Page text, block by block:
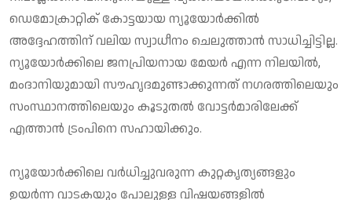
ഡെമോക്രാറ്റിക് കോട്ടയായ ന്യൂയോര്‍ക്കില്‍
അദ്ദേഹത്തിന് വലിയ സ്വാധീനം ചെലുത്താന്‍ സാധിച്ചിട്ടില്ല.
ന്യൂയോര്‍ക്കിലെ ജനപ്രിയനായ മേയര്‍ എന്ന നിലയില്‍,
മംദാനിയുമായി സൗഹൃദമുണ്ടാക്കുന്നത് നഗരത്തിലെയും
സംസ്ഥാനത്തിലെയും കൂടുതല്‍ വോട്ടര്‍മാരിലേക്ക്
എത്താന്‍ ട്രംപിനെ സഹായിക്കും.
ന്യൂയോര്‍ക്കിലെ വര്‍ധിച്ചുവരുന്ന കുറ്റകൃത്യങ്ങളും
ഉയര്‍ന്ന വാടകയും പോലുള്ള വിഷയങ്ങളില്‍